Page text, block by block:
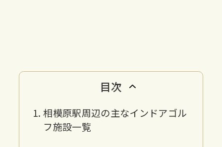
目次
相模原駅周辺の主なインドアゴル
フ施設一覧